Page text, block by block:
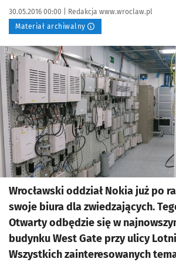
Data publikacji:
30.05.2016 00:00 | Autor:
Redakcja www.wroclaw.pl
Materiał archiwalny
Kliknij, aby powiększyć
Wrocławski oddział Nokia już po
swoje biura dla zwiedzających.
Otwarty odbędzie się w
budynku West Gate przy ulicy
Wszystkich zainteresowanych